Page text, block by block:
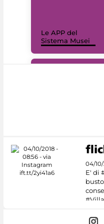
Le APP del
Sistema Musei
04/10/
E' di